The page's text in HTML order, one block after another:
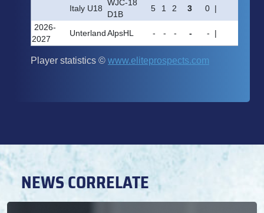
NEWS CORRELATE